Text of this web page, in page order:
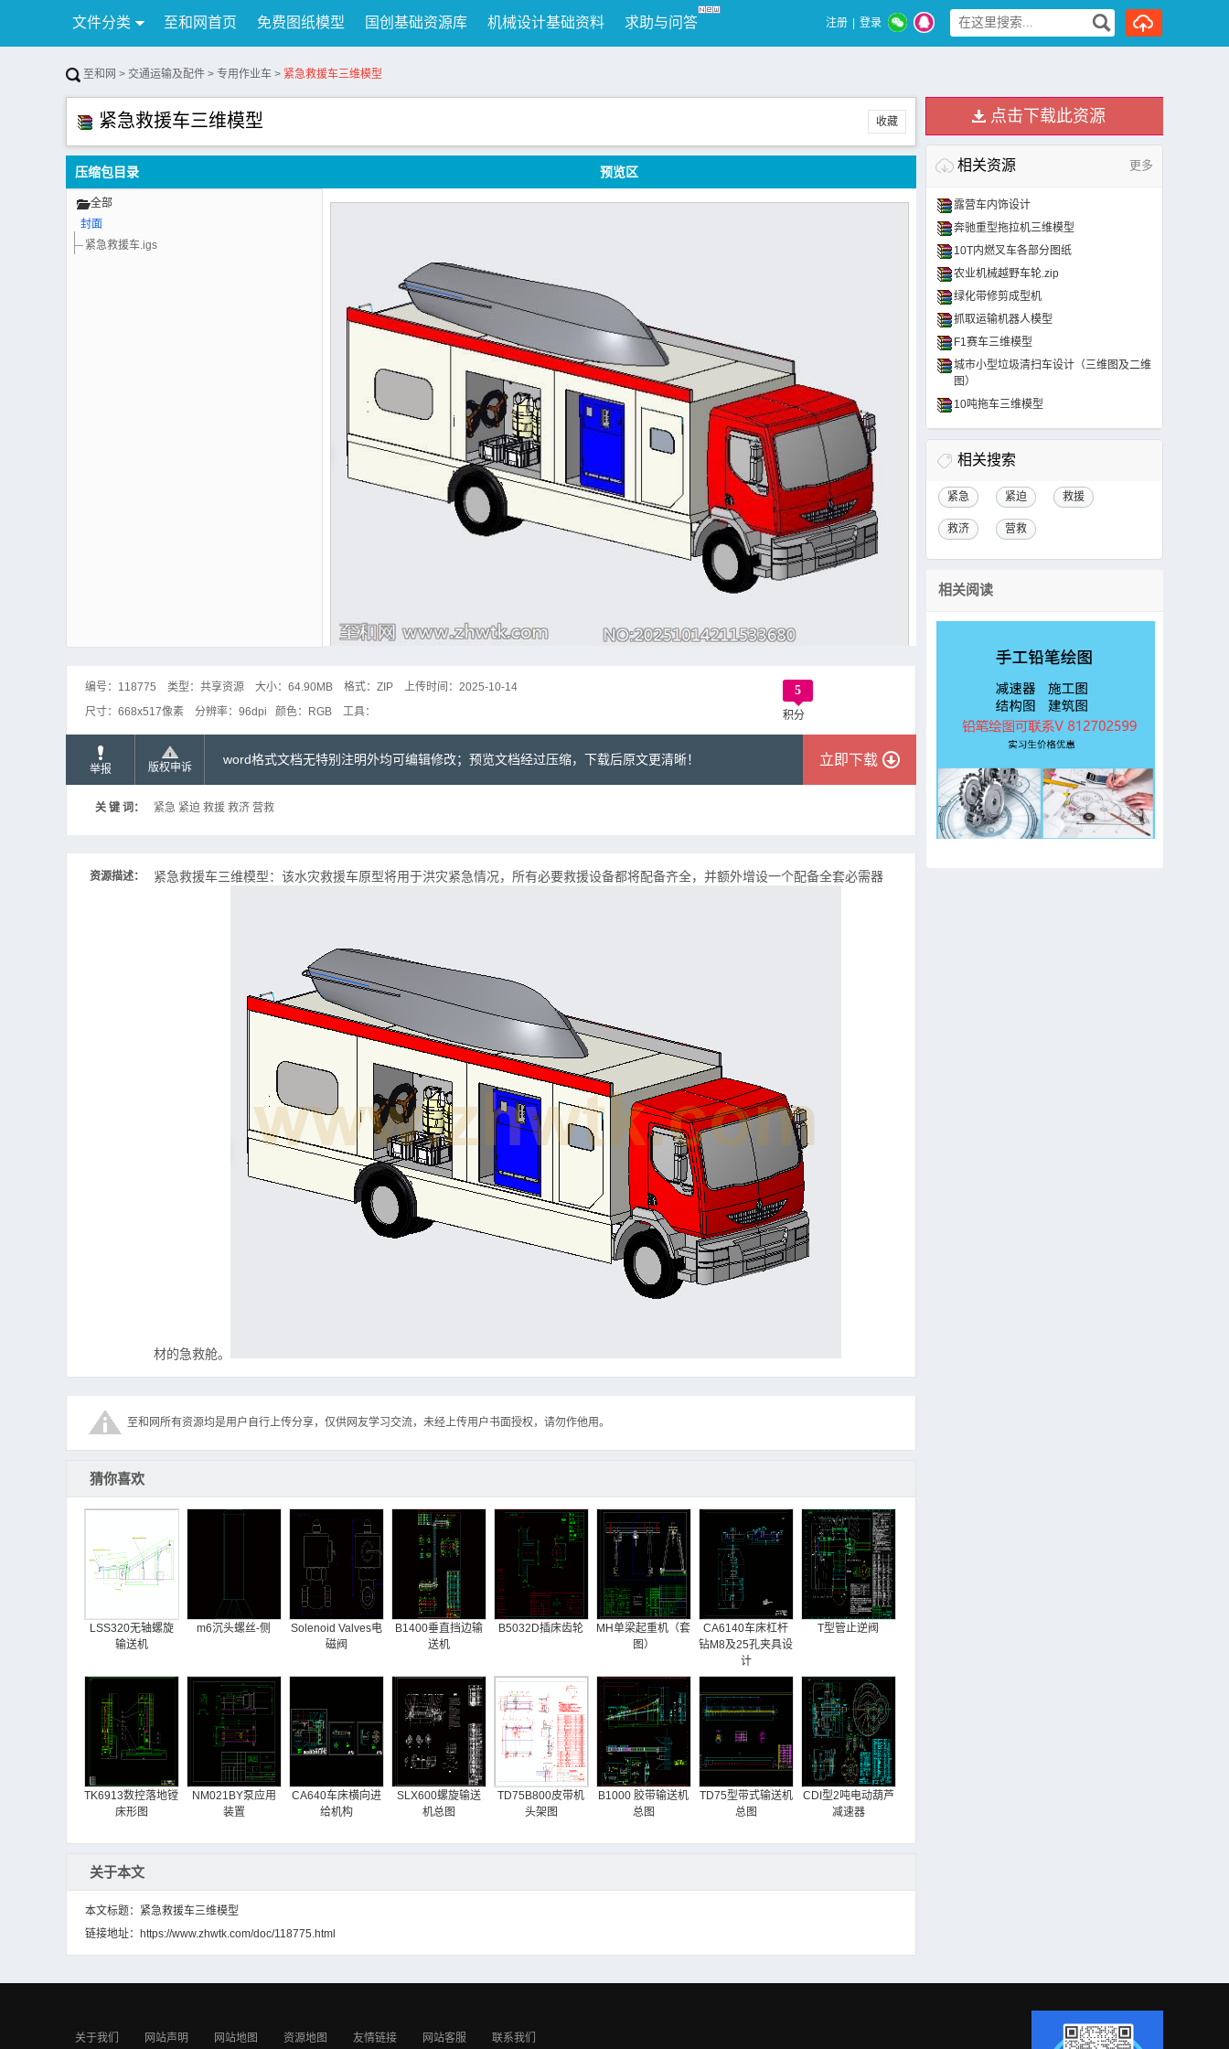
文件分类 至和网首页 免费图纸模型 国创基础资源库 机械设计基础资料 求助与问答
行业资讯 公告 联系我们
注册 登录
至和网 > 交通运输及配件 > 专用作业车 > 紧急救援车三维模型
紧急救援车三维模型 收藏
压缩包目录 预览区
全部
封面
紧急救援车.igs
编号： 118775 类型： 共享资源 大小： 64.90MB 格式： ZIP 上传时间： 2025-10-14
尺寸： 668x517像素 分辨率： 96dpi 颜色： RGB 工具：
5
积分
举报 版权申诉
word格式文档无特别注明外均可编辑修改；预览文档经过压缩，下载后原文更清晰！ 立即下载
关 键 词： 紧急 紧迫 救援 救济 营救
资源描述： 紧急救援车三维模型：该水灾救援车原型将用于洪灾紧急情况，所有必要救援设备都将配备齐全，并额外增设一个配备全套必需器
材的急救舱。
至和网所有资源均是用户自行上传分享，仅供网友学习交流，未经上传用户书面授权，请勿作他用。
猜你喜欢
LSS320无轴螺旋
输送机
m6沉头螺丝-侧
Solenoid Valves电
磁阀
B1400垂直挡边输
送机
B5032D插床齿轮
MH单梁起重机（套
图）
CA6140车床杠杆
钻M8及25孔夹具设
计
T型管止逆阀
TK6913数控落地镗
床形图
NM021BY泵应用
装置
CA640车床横向进
给机构
SLX600螺旋输送
机总图
TD75B800皮带机
头架图
B1000 胶带输送机
总图
TD75型带式输送机
总图
CDI型2吨电动葫芦
减速器
关于本文
本文标题：紧急救援车三维模型
链接地址： https://www.zhwtk.com/doc/118775.html
点击下载此资源
相关资源 更多
露营车内饰设计
奔驰重型拖拉机三维模型
10T内燃叉车各部分图纸
农业机械越野车轮.zip
绿化带修剪成型机
抓取运输机器人模型
F1赛车三维模型
城市小型垃圾清扫车设计（三维图及二维
图）
10吨拖车三维模型
相关搜索
紧急 紧迫 救援
救济 营救
相关阅读
关于我们 网站声明 网站地图 资源地图 友情链接 网站客服 联系我们